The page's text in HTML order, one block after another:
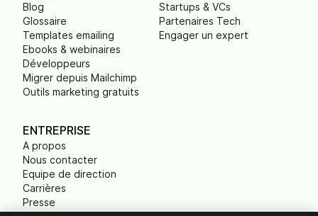
Blog
Glossaire
Templates emailing
Ebooks & webinaires
Développeurs
Migrer depuis Mailchimp
Outils marketing gratuits
Startups & VCs
Partenaires Tech
Engager un expert
ENTREPRISE
A propos
Nous contacter
Equipe de direction
Carrières
Presse